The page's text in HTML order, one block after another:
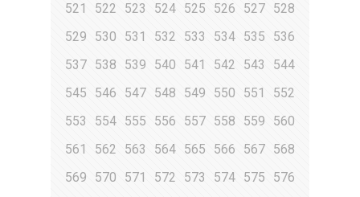
521
522 523 524 525 526 527 528
529
530 531 532 533 534 535
536
537 538 539 540 541 542 543
544
545
546 547 548 549 550 551
552
553
554 555 556 557 558 559
560
561
562 563 564 565 566 567 568
569
570 571 572 573 574 575
576